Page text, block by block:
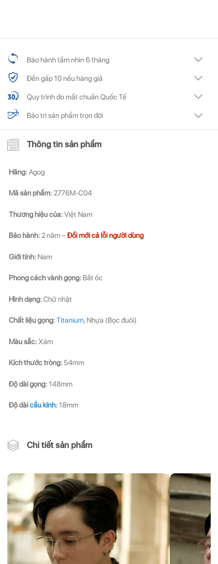
Bảo hành tầm nhìn 6 tháng
Đền gấp 10 nếu hàng giả
Quy trình đo mắt chuẩn Quốc Tế
Bảo trì sản phẩm trọn đời
Thông tin sản phẩm
Hãng:Agog
Mã sản phẩm: 2776M-C04
Thương hiệu của:Việt Nam
Bảo hành: 2 năm –Đổi mới cả lỗi người dùng
Giới tính: Nam
Phong cách vành gọng: Bắt ốc
Hình dạng:Chữ nhật
Chất liệu gọng:Titanium, Nhựa (Bọc đuôi)
Màu sắc:Xám
Kích thước tròng: 54mm
Độ dài gọng:148mm
Độ dàicầu kính:18mm
Chi tiết sản phẩm
cho bạn!
cho bạn!